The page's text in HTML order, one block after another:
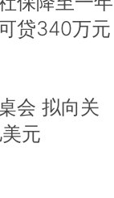
贷340万元
会 拟向关
元